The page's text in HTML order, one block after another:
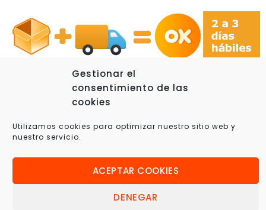
Gestionar el
consentimiento de las
cookies
Utilizamos cookies para optimizar nuestro sitio web y
nuestro servicio.
ACEPTAR COOKIES
DENEGAR
Tecnología